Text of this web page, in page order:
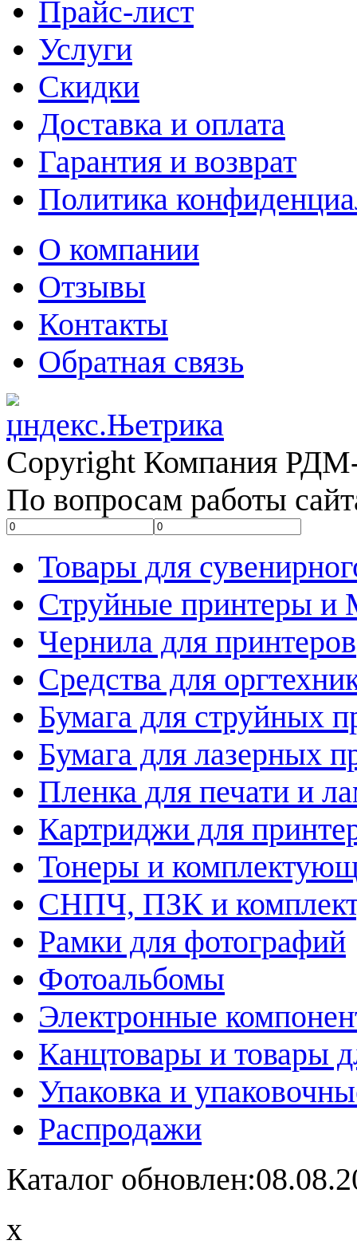
Прайс-лист
Услуги
Скидки
Доставка и оплата
Гарантия и возврат
Политика
О компании
Отзывы
Контакты
Обратная связь
Copyright Компания
По вопросам работы
Товары для
Струйные принтеры
Чернила для принтеров
Средства для
Бумага для струйных
Бумага для лазерных
Пленка для печати и
Картриджи для
Тонеры и
СНПЧ, ПЗК и
Рамки для фотографий
Фотоальбомы
Электронные
Канцтовары и товары
Упаковка и
Распродажи
Каталог
x